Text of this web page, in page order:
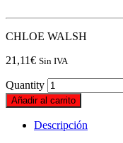
CHLOE WALSH
21,11€ Sin IVA
Quantity
Añadir al carrito
Descripción